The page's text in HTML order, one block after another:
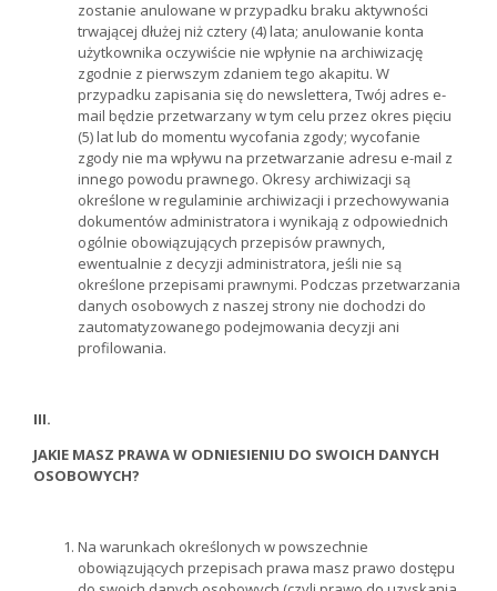
zostanie anulowane w przypadku braku aktywności
trwającej dłużej niż cztery (4) lata; anulowanie konta
użytkownika oczywiście nie wpłynie na archiwizację
zgodnie z pierwszym zdaniem tego akapitu. W
przypadku zapisania się do newslettera, Twój adres e-
mail będzie przetwarzany w tym celu przez okres pięciu
(5) lat lub do momentu wycofania zgody; wycofanie
zgody nie ma wpływu na przetwarzanie adresu e-mail z
innego powodu prawnego. Okresy archiwizacji są
określone w regulaminie archiwizacji i przechowywania
dokumentów administratora i wynikają z odpowiednich
ogólnie obowiązujących przepisów prawnych,
ewentualnie z decyzji administratora, jeśli nie są
określone przepisami prawnymi. Podczas przetwarzania
danych osobowych z naszej strony nie dochodzi do
zautomatyzowanego podejmowania decyzji ani
profilowania.
III.
JAKIE MASZ PRAWA W ODNIESIENIU DO SWOICH DANYCH
OSOBOWYCH?
Na warunkach określonych w powszechnie
obowiązujących przepisach prawa masz prawo dostępu